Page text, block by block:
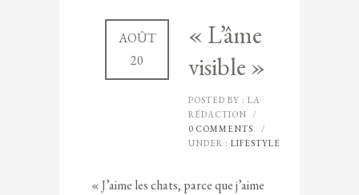
AOÛT
20
« L’âme
visible »
POSTED BY : LA
RÉDACTION /
0 COMMENTS
/
UNDER : LIFESTYLE
« J’aime les chats, parce que j’aime